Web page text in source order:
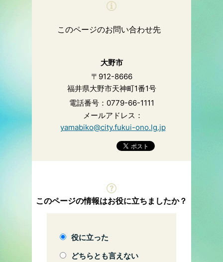
このページのお問い合わせ先
大野市
〒912-8666
福井県大野市天神町1番1号
電話番号：0779-66-1111
メールアドレス：
yamabiko@city.fukui-ono.lg.jp
このページの情報はお役に立ちましたか？
役に立った
どちらとも言えない